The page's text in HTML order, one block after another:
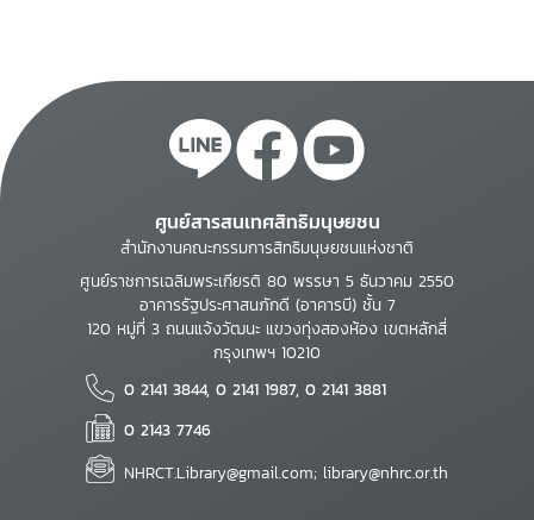
ศูนย์สารสนเทศสิทธิมนุษยชน
สำนักงานคณะกรรมการสิทธิมนุษยชนแห่งชาติ
ศูนย์ราชการเฉลิมพระเกียรติ 80 พรรษา 5 ธันวาคม 2550
อาคารรัฐประศาสนภักดี (อาคารบี) ชั้น 7
120 หมู่ที่ 3 ถนนแจ้งวัฒนะ แขวงทุ่งสองห้อง เขตหลักสี่
กรุงเทพฯ 10210
0 2141 3844, 0 2141 1987, 0 2141 3881
0 2143 7746
NHRCT.Library@gmail.com; library@nhrc.or.th